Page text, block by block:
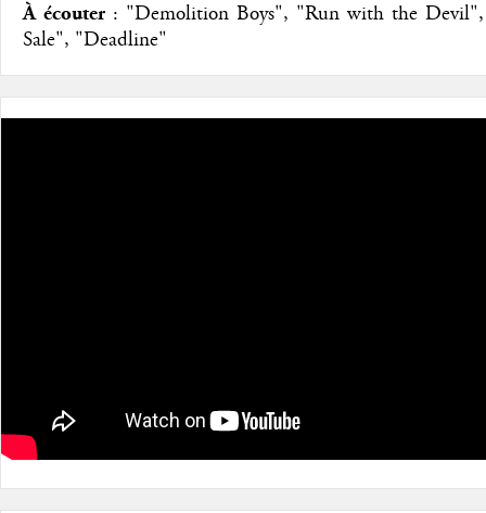
À écouter : "Demolition Boys", "Run with the
Sale", "Deadline"